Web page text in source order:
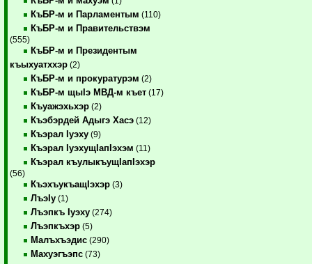
КъБР-м и Парламентым (110)
КъБР-м и Правительствэм
(555)
КъБР-м и Президентым
къыхуатххэр (2)
КъБР-м и прокуратурэм (2)
КъБР-м щыIэ МВД-м къет (17)
Къуажэхьхэр (2)
Къэбэрдей Адыгэ Хасэ (12)
Къэрал Iуэху (9)
Къэрал IуэхущIапIэхэм (11)
Къэрал къулыкъущIапIэхэр
(56)
КъэхъукъащIэхэр (3)
ЛъэIу (1)
Лъэпкъ Iуэху (274)
Лъэпкъхэр (5)
Малъхъэдис (290)
Махуэгъэпс (73)